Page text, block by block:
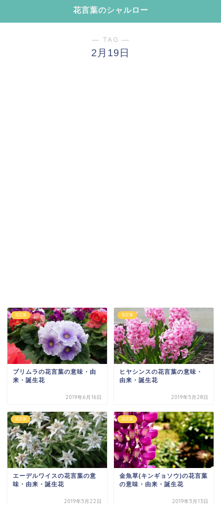
花言葉のシャルロー
― TAG ―
2月19日
花言葉
プリムラの花言葉の意味・由
来・誕生花
2019年6月16日
花言葉
ヒヤシンスの花言葉の意味・
由来・誕生花
2019年5月28日
花言葉
エーデルワイスの花言葉の意
味・由来・誕生花
2019年5月22日
花言葉
金魚草(キンギョソウ)の花言葉
の意味・由来・誕生花
2019年5月13日